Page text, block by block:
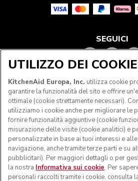
SEGUICI
© KitchenAid 2026 - Tutti i diritti
design della planetaria sono marchi
Uniti e altrove.
UTILIZZO DEI
KitchenAid Europa, Inc. utilizza cookie
garantire la funzionalità del sito e offrire
ottimale (cookie strettamente necessari).
utilizziamo i cookie anche per migliorare le
fornire funzionalità aggiuntive (cookie
misurazione delle visite (cookie analitici) e
personalizzate in base ai tuoi interessi e
navigazione, anche tramite terze parti e su
pubblicitari). Per maggiori dettagli o per
la nostra Informativa sui cookie. Per
personali raccolti tramite i cookie, consulta